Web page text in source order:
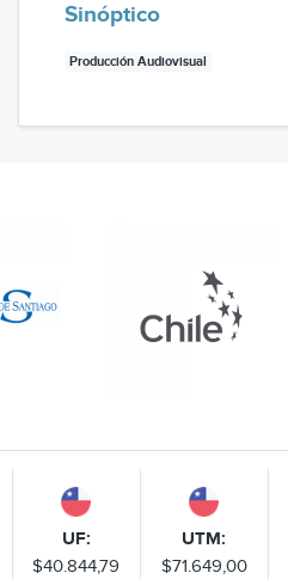
Sinóptico
Producción Audiovisual
UF:
$40.844,79
UTM:
$71.649,00